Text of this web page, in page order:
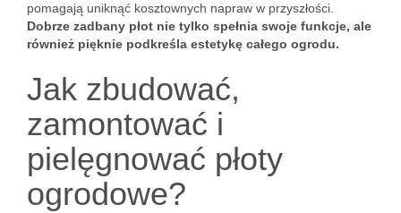
pomagają uniknąć kosztownych napraw w przyszłości.
Dobrze zadbany płot nie tylko spełnia swoje funkcje, ale
również pięknie podkreśla estetykę całego ogrodu.
Jak zbudować,
zamontować i
pielęgnować płoty
ogrodowe?